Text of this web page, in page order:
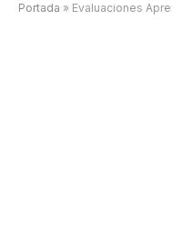
Portada » Evaluaciones Aprender: